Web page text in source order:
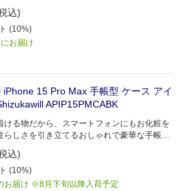
込)
(10%)
お届け
iPhone 15 Pro Max 手帳型 ケース アイ
APIP15PMCABK
ける物だから、スマートフォンにもお化粧を
らしさを引き立てるおしゃれで豪華な手帳型
込)
(10%)
お届け ※8月下旬以降入荷予定